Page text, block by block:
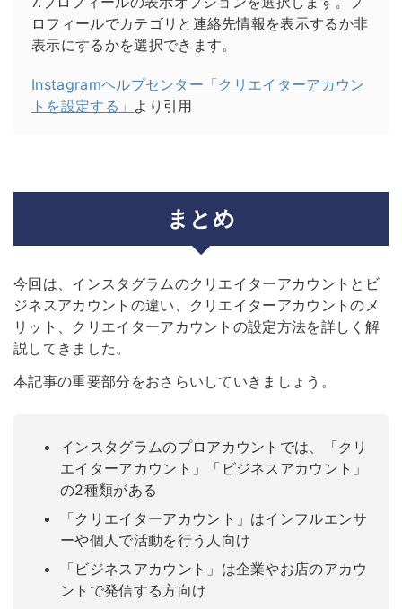
ロフィールでカテゴリと連絡先情報を表示するか非
表示にするかを選択できます。
Instagramヘルプセンター「クリエイターアカウン
トを設定する」 より引用
まとめ
今回は、インスタグラムのクリエイターアカウントとビ
ジネスアカウントの違い、クリエイターアカウントのメ
リット、クリエイターアカウントの設定方法を詳しく解
説してきました。
本記事の重要部分をおさらいしていきましょう。
インスタグラムのプロアカウントでは、「クリ
エイターアカウント」「ビジネスアカウント」
の2種類がある
「クリエイターアカウント」はインフルエンサ
ーや個人で活動を行う人向け
「ビジネスアカウント」は企業やお店のアカウ
ントで発信する方向け